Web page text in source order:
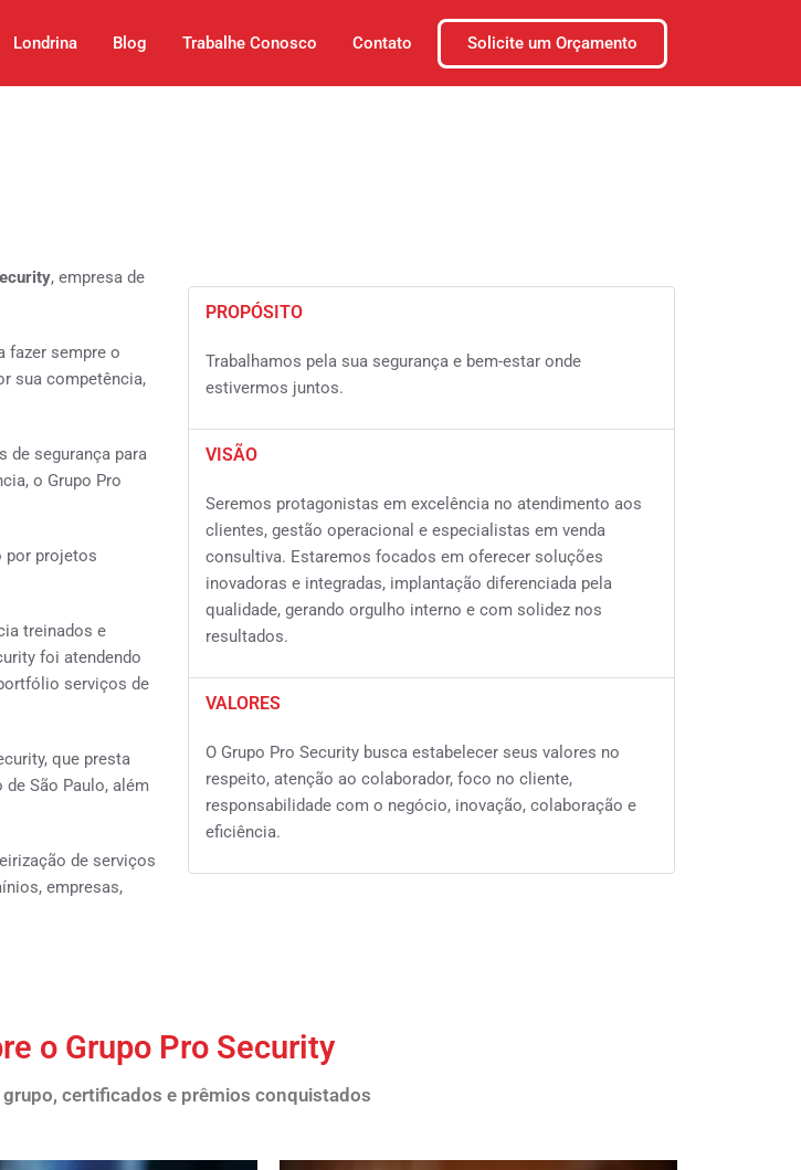
Londrina Blog Trabalhe Conosco Contato Solicite um Orçamento
, empresa de
fazer sempre o
sua competência,
de segurança para
o Grupo Pro
por projetos
treinados e
foi atendendo
serviços de
que presta
São Paulo, além
de serviços
empresas,
PROPÓSITO
Trabalhamos pela sua segurança e bem-estar onde
estivermos juntos.
VISÃO
Seremos protagonistas em excelência no atendimento aos
clientes, gestão operacional e especialistas em venda
consultiva. Estaremos focados em oferecer soluções
inovadoras e integradas, implantação diferenciada pela
qualidade, gerando orgulho interno e com solidez nos
resultados.
VALORES
O Grupo Pro Security busca estabelecer seus valores no
respeito, atenção ao colaborador, foco no cliente,
responsabilidade com o negócio, inovação, colaboração e
eficiência.
o Grupo Pro Security
certificados e prêmios conquistados